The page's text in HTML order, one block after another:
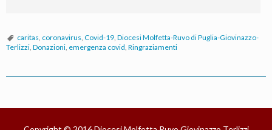
caritas coronavirus Covid-19 Diocesi Molfetta-Ruvo di Puglia-Giovinazzo-
Terlizzi Donazioni emergenza covid Ringraziamenti